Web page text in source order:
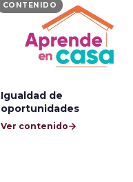
CONTENIDO
Igualdad de
oportunidades
Ver contenido